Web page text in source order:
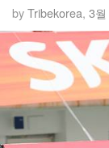
byTribekorea, 3